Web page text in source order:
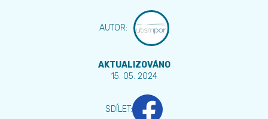
AUTOR:
AKTUALIZOVÁNO
15. 05. 2024
SDÍLET: